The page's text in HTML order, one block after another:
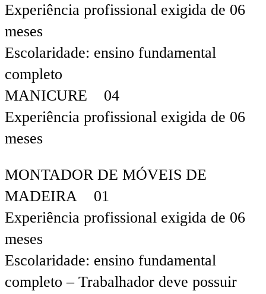
Experiência profissional exigida de 06
meses
Escolaridade: ensino fundamental
completo
MANICURE 04
Experiência profissional exigida de 06
meses
MONTADOR DE MÓVEIS DE
MADEIRA 01
Experiência profissional exigida de 06
meses
Escolaridade: ensino fundamental
completo – Trabalhador deve possuir